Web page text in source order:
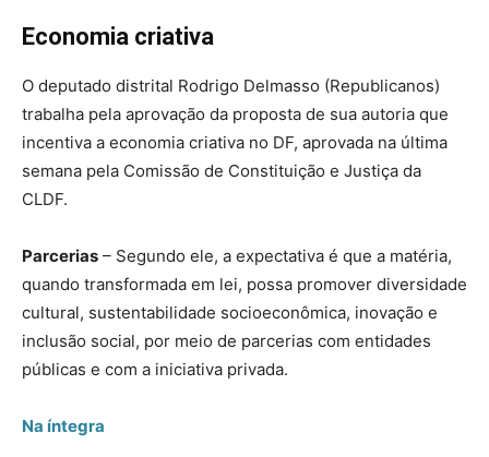
Economia criativa
O deputado distrital Rodrigo Delmasso (Republicanos)
trabalha pela aprovação da proposta de sua autoria que
incentiva a economia criativa no DF, aprovada na última
semana pela Comissão de Constituição e Justiça da
CLDF.
Parcerias – Segundo ele, a expectativa é que a matéria,
quando transformada em lei, possa promover diversidade
cultural, sustentabilidade socioeconômica, inovação e
inclusão social, por meio de parcerias com entidades
públicas e com a iniciativa privada.
Na íntegra